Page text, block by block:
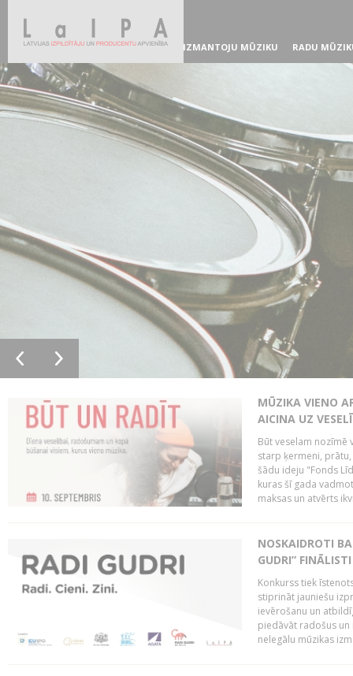
IZMANTOJU MŪZIKU RADU
MŪZIKA VIENO
AICINA UZ
Būt veselam nozīmē
starp ķermeni,
šādu ideju "Fonds
kuras šī gada
maksas un atvērts
NOSKAIDROTI
GUDRI” FINĀLISTI
Konkurss tiek
stiprināt jauniešu
ievērošanu un
piedāvāt radošus
nelegālu mūzikas